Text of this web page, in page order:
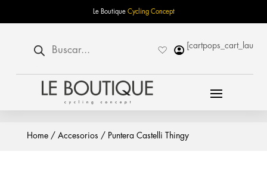
Le Boutique Cycling Concept
productos
Home/ Accesorios / Puntera Castelli Thingy